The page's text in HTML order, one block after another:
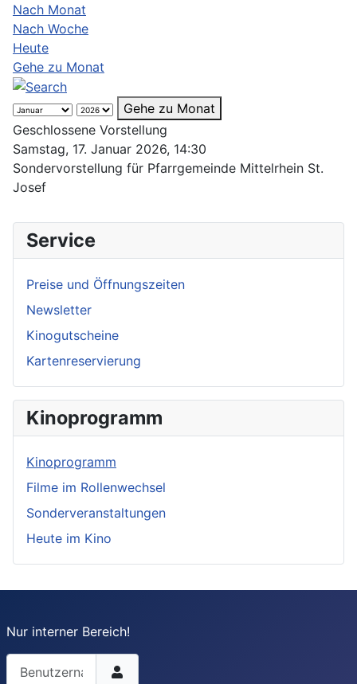
Nach Monat
Nach Woche
Heute
Gehe zu Monat
Gehe zu Monat
Geschlossene Vorstellung
Samstag, 17. Januar 2026, 14:30
Sondervorstellung für Pfarrgemeinde Mittelrhein St.
Josef
Service
Preise und Öffnungszeiten
Newsletter
Kinogutscheine
Kartenreservierung
Kinoprogramm
Kinoprogramm
Filme im Rollenwechsel
Sonderveranstaltungen
Heute im Kino
Nur interner Bereich!